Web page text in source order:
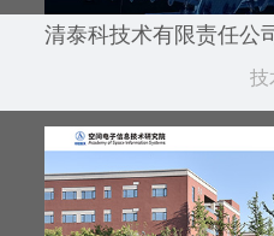
清泰科技术有限责任公
技